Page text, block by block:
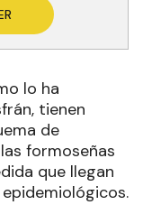
lo ha
tienen
de
formoseñas
que llegan